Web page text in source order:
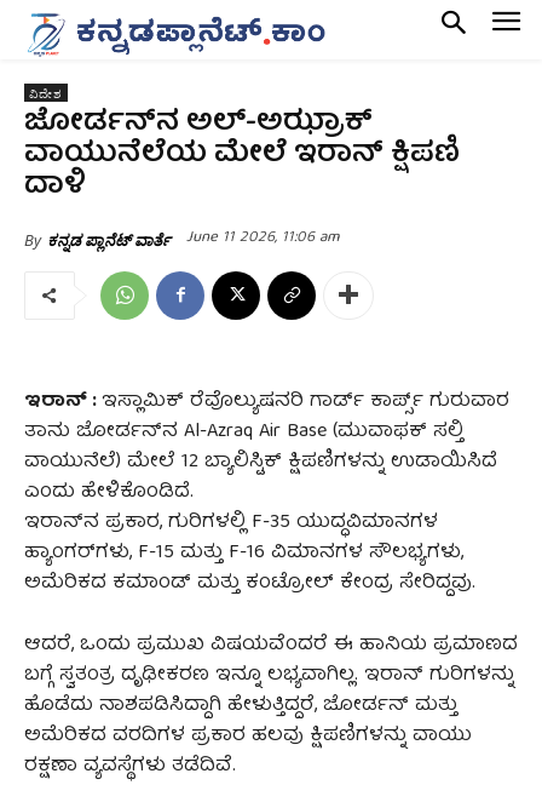
ವಿದೇಶ
ಜೋರ್ಡನ್‌ನ ಅಲ್-ಅಝ್ರಾಕ್
ವಾಯುನೆಲೆಯ ಮೇಲೆ ಇರಾನ್ ಕ್ಷಿಪಣಿ
ದಾಳಿ
By ಕನ್ನಡ ಪ್ಲಾನೆಟ್ ವಾರ್ತೆ June 11 2026, 11:06 am
ಇರಾನ್‌ :ಇಸ್ಲಾಮಿಕ್‌ ರೆವೊಲ್ಯುಷನರಿ ಗಾರ್ಡ್‌ ಕಾರ್ಪ್ಸ್‌ ಗುರುವಾರ
ತಾನು ಜೋರ್ಡನ್‌ನ Al-Azraq Air Base (ಮುವಾಫಕ್ ಸಲ್ತಿ
ವಾಯುನೆಲೆ) ಮೇಲೆ 12 ಬ್ಯಾಲಿಸ್ಟಿಕ್ ಕ್ಷಿಪಣಿಗಳನ್ನು ಉಡಾಯಿಸಿದೆ
ಎಂದು ಹೇಳಿಕೊಂಡಿದೆ.
ಇರಾನ್‌ನ ಪ್ರಕಾರ, ಗುರಿಗಳಲ್ಲಿ F-35 ಯುದ್ಧವಿಮಾನಗಳ
ಹ್ಯಾಂಗರ್‌ಗಳು, F-15 ಮತ್ತು F-16 ವಿಮಾನಗಳ ಸೌಲಭ್ಯಗಳು,
ಅಮೆರಿಕದ ಕಮಾಂಡ್ ಮತ್ತು ಕಂಟ್ರೋಲ್ ಕೇಂದ್ರ ಸೇರಿದ್ದವು.
ಆದರೆ, ಒಂದು ಪ್ರಮುಖ ವಿಷಯವೆಂದರೆ ಈ ಹಾನಿಯ ಪ್ರಮಾಣದ
ಬಗ್ಗೆ ಸ್ವತಂತ್ರ ದೃಢೀಕರಣ ಇನ್ನೂ ಲಭ್ಯವಾಗಿಲ್ಲ. ಇರಾನ್ ಗುರಿಗಳನ್ನು
ಹೊಡೆದು ನಾಶಪಡಿಸಿದ್ದಾಗಿ ಹೇಳುತ್ತಿದ್ದರೆ, ಜೋರ್ಡನ್ ಮತ್ತು
ಅಮೆರಿಕದ ವರದಿಗಳ ಪ್ರಕಾರ ಹಲವು ಕ್ಷಿಪಣಿಗಳನ್ನು ವಾಯು
ರಕ್ಷಣಾ ವ್ಯವಸ್ಥೆಗಳು ತಡೆದಿವೆ.